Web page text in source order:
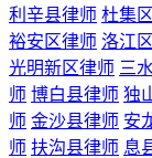
利辛县律师 杜集
裕安区律师 洛江
光明新区律师 三
师 博白县律师 独
师 金沙县律师 安
师 扶沟县律师 息